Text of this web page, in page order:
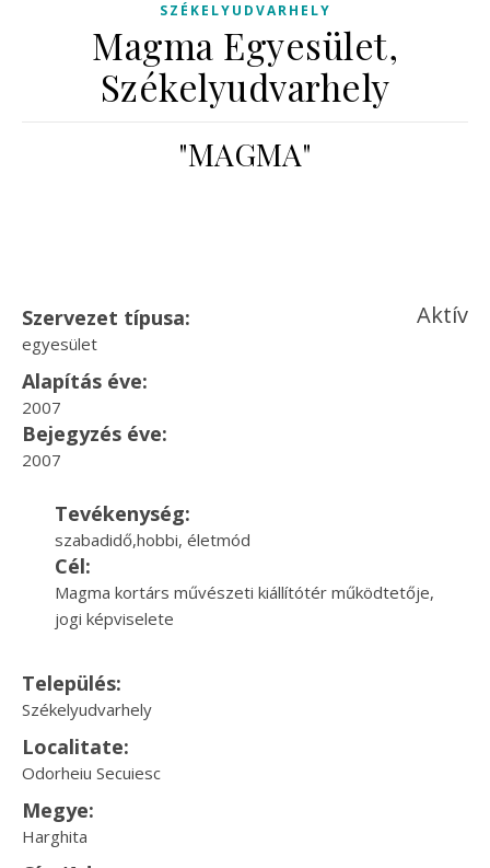
SZÉKELYUDVARHELY
Magma Egyesület,
Székelyudvarhely
"MAGMA"
Szervezet típusa:
egyesület
Aktív
Alapítás éve:
2007
Bejegyzés éve:
2007
Tevékenység:
szabadidő,hobbi, életmód
Cél:
Magma kortárs művészeti kiállítótér működtetője,
jogi képviselete
Település:
Székelyudvarhely
Localitate:
Odorheiu Secuiesc
Megye:
Harghita